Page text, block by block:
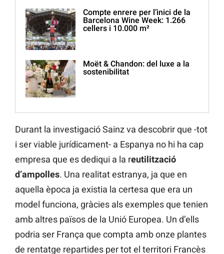
Compte enrere per l’inici de la
Barcelona Wine Week: 1.266
cellers i 10.000 m²
Moët & Chandon: del luxe a la
sostenibilitat
Durant la investigació Sainz va descobrir que -tot
i ser viable jurídicament- a Espanya no hi ha cap
empresa que es dediqui a la reutilització
d’ampolles. Una realitat estranya, ja que en
aquella època ja existia la certesa que era un
model funciona, gràcies als exemples que tenien
amb altres països de la Unió Europea. Un d’ells
podria ser França que compta amb onze plantes
de rentatge repartides per tot el territori Francès